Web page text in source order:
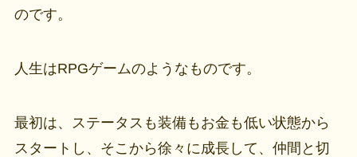
のです。
人生はRPGゲームのようなものです。
最初は、ステータスも装備もお金も低い状態から
スタートし、そこから徐々に成長して、仲間と切